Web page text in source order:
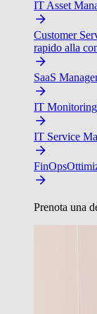
IT Asset
Customer
rapido alla
SaaS
IT Monitoring
IT Service
FinOps
Prenota una